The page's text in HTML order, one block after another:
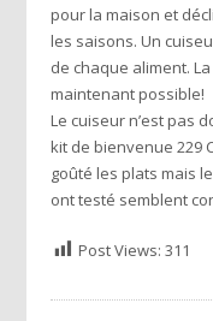
pour la maison et
les saisons. Un
de chaque aliment.
maintenant possible!
Le cuiseur n’est pas
kit de bienvenue 229
goûté les plats mais
ont testé semblent
Post Views: 311